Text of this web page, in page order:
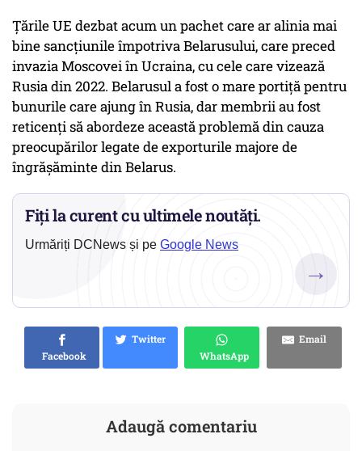
Țările UE dezbat acum un pachet care ar alinia mai
bine sancțiunile împotriva Belarusului, care preced
invazia Moscovei în Ucraina, cu cele care vizează
Rusia din 2022. Belarusul a fost o mare portiță pentru
bunurile care ajung în Rusia, dar membrii au fost
reticenți să abordeze această problemă din cauza
preocupărilor legate de exporturile majore de
îngrășăminte din Belarus.
Fiți la curent cu ultimele noutăți.
Urmăriți DCNews și pe Google News
→
Facebook
Twitter
WhatsApp
Email
Adaugă comentariu